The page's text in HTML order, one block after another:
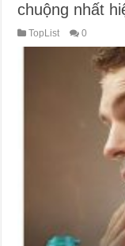
chuộng nhất
TopList 0